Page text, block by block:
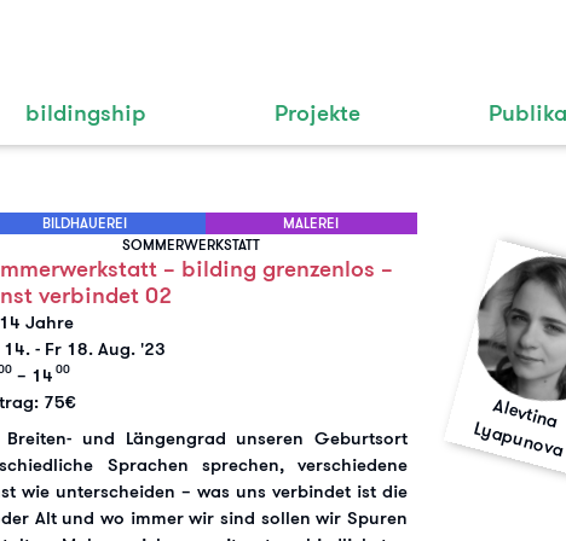
bildingship Projekte
BILDHAUEREI
MALEREI
SOMMERWERKSTATT
– bilding grenzenlos –
verbindet 02
Jahre
14.- Fr 18. Aug. '23
– 14 00
75€
und Längengrad unseren Geburtsort
Sprachen sprechen, verschiedene
wie unterscheiden – was uns verbindet ist die
Alt und wo immer wir sind sollen wir Spuren
A
le
vtin
a
Ly
a
p
u
n
o
va